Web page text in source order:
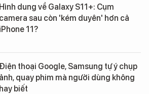
Hình dung về Galaxy S11+: Cụm
camera sau còn 'kém duyên' hơn cả
iPhone 11?
Điện thoại Google, Samsung tự ý chụp
ảnh, quay phim mà người dùng không
hay biết